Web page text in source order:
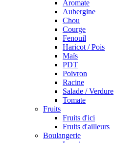
Aromate
Aubergine
Chou
Courge
Fenouil
Haricot / Pois
Maïs
PDT
Poivron
Racine
Salade / Verdure
Tomate
Fruits
Fruits d'ici
Fruits d'ailleurs
Boulangerie